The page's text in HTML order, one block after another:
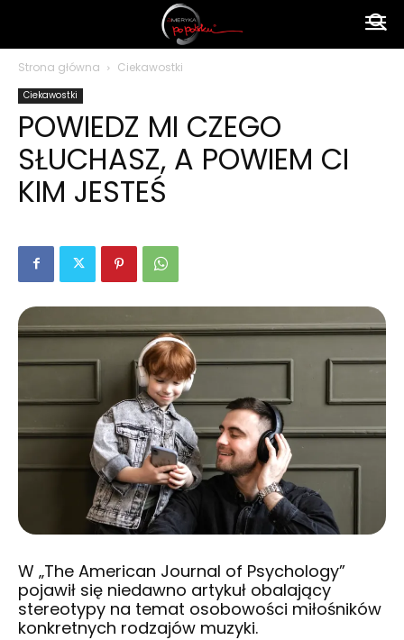
polsku
Strona główna Ciekawostki
Ciekawostki
POWIEDZ MI CZEGO
SŁUCHASZ, A POWIEM CI
KIM JESTEŚ
W „The American Journal of Psychology”
pojawił się niedawno artykuł obalający
stereotypy na temat osobowości miłośników
konkretnych rodzajów muzyki.